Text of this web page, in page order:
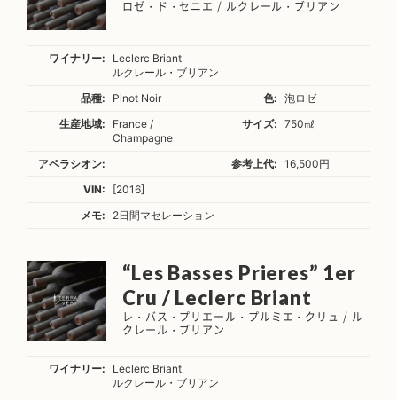
ロゼ・ド・セニエ / ルクレール・ブリアン
ワイナリー:
Leclerc Briant
ルクレール・ブリアン
品種:
Pinot Noir 色:
泡ロゼ
生産地域:
France /
Champagne
サイズ: 750㎖
アペラシオン: 参考上代:
16,500円
VIN:
[2016]
メモ:
2日間マセレーション
“Les Basses Prieres” 1er
Cru / Leclerc Briant
レ・バス・プリエール・プルミエ・クリュ / ル
クレール・ブリアン
ワイナリー:
Leclerc Briant
ルクレール・ブリアン